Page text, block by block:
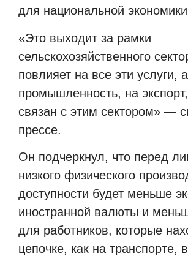
для национальной
«Это выходит за рамки
сельскохозяйственного
повлияет на все эти услуги,
промышленность, на
связан с этим сектором» —
прессе.
Он подчеркнул, что перед
низкого физического
доступности будет меньше
иностранной валюты и
для работников, которые
цепочке, как на транспорте, в